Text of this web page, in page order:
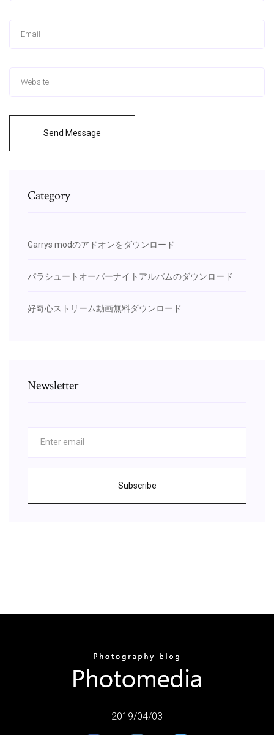
Send Message
Category
Garrys modのアドオンをダウンロード
パラシュートオーバーナイトアルバムのダウンロード
好奇心ストリーム動画無料ダウンロード
Newsletter
Subscribe
2019/04/03